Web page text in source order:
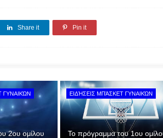
Share it Pin it
ΓΥΝΑΙΚΏΝ
2ου ομίλου
ΕΙΔΉΣΕΙΣ ΜΠΆΣΚΕΤ ΓΥΝΑΙΚΏΝ
Το πρόγραμμα του 1ου